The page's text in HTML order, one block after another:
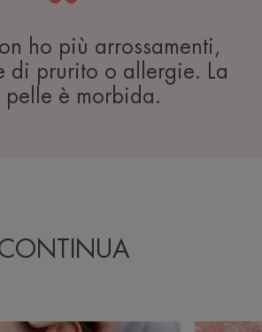
ho più arrossamenti,
di prurito o allergie. La
pelle è morbida.